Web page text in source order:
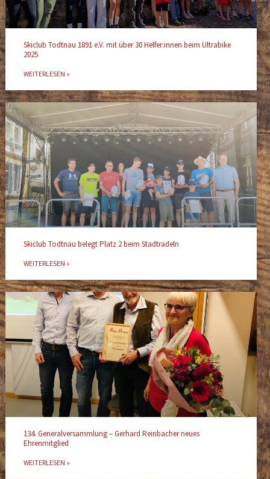
Skiclub Todtnau 1891 e.V. mit über 30 Helfer:innen beim Ultrabike
2025
WEITERLESEN »
Skiclub Todtnau belegt Platz 2 beim Stadtradeln
WEITERLESEN »
134. Generalversammlung – Gerhard Reinbacher neues
Ehrenmitglied
WEITERLESEN »